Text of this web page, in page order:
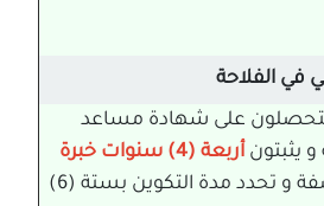
في الفلاحة
على شهادة مساعد
يثبتون أربعة (4) سنوات خبرة
مهنية بهذه الصفة و تحدد مدة التكوين بستة (6)